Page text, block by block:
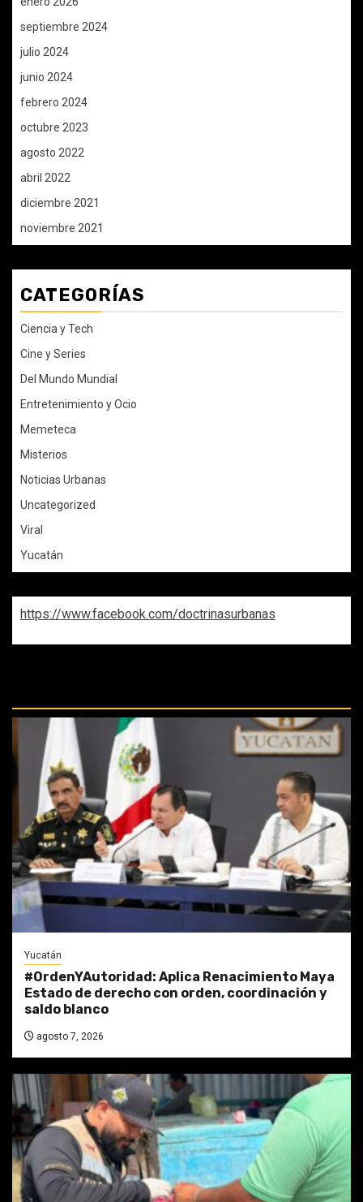
septiembre 2024
julio 2024
junio 2024
febrero 2024
octubre 2023
agosto 2022
abril 2022
diciembre 2021
noviembre 2021
CATEGORÍAS
Ciencia y Tech
Cine y Series
Del Mundo Mundial
Entretenimiento y Ocio
Memeteca
Misterios
Noticias Urbanas
Uncategorized
Viral
Yucatán
https://www.facebook.com/doctrinasurbanas
Yucatán
#OrdenYAutoridad: Aplica Renacimiento Maya
Estado de derecho con orden, coordinación y
saldo blanco
agosto 7, 2026